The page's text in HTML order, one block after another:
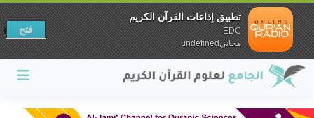
تطبيق إذاعات القرآن الكريم
EDC
مجانيundefined
فتح